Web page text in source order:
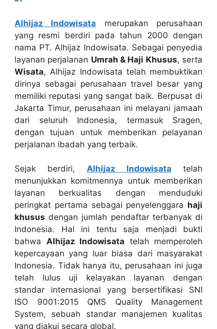
Alhijaz Indowisata merupakan perusahaan
yang resmi berdiri pada tahun 2000 dengan
nama PT. Alhijaz Indowisata. Sebagai penyedia
layanan perjalanan Umrah & Haji Khusus, serta
Wisata, Alhijaz Indowisata telah membuktikan
dirinya sebagai perusahaan travel besar yang
memiliki reputasi yang sangat baik. Berpusat di
Jakarta Timur, perusahaan ini melayani jamaah
dari seluruh Indonesia, termasuk Sragen,
dengan tujuan untuk memberikan pelayanan
perjalanan ibadah yang terbaik.
Sejak berdiri, Alhijaz Indowisata telah
menunjukkan komitmennya untuk memberikan
layanan berkualitas dengan menduduki
peringkat pertama sebagai penyelenggara haji
khusus dengan jumlah pendaftar terbanyak di
Indonesia. Hal ini tentu saja menjadi bukti
bahwa Alhijaz Indowisata telah memperoleh
kepercayaan yang luar biasa dari masyarakat
Indonesia. Tidak hanya itu, perusahaan ini juga
telah lulus uji kelayakan layanan dengan
standar internasional yang bersertifikasi SNI
ISO 9001:2015 QMS Quality Management
System, sebuah standar manajemen kualitas
yang diakui secara global.